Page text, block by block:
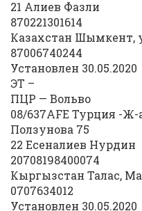
21 Алиев Фазли
870221301614
Казахстан Шымкент,
87006740244
Установлен 30.05.2020
ЭТ –
ПЦР — Вольво
08/637AFE Турция -
Ползунова 75
22 Есеналиев Нурдин
20708198400074
Кыргызстан Талас,
0707634012
Установлен 30.05.2020